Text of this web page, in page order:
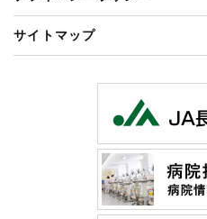
サイトマップ